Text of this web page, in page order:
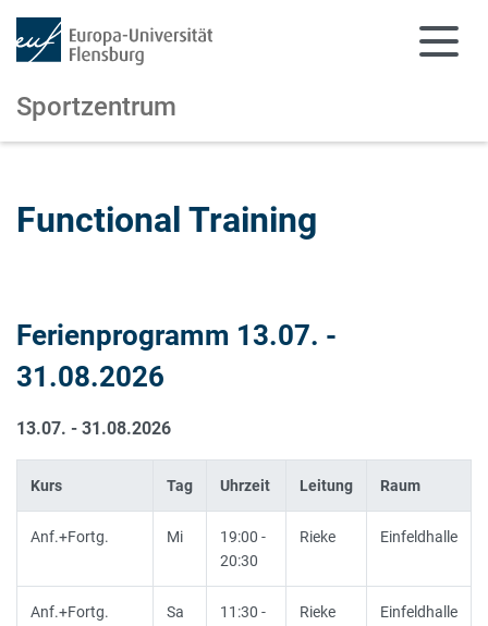
Sportzentrum
Functional Training
Ferienprogramm 13.07. -
31.08.2026
13.07. - 31.08.2026
Kurs Tag Uhrzeit Leitung Raum
Anf.+Fortg. Mi
19:00 -
20:30
Rieke Einfeldhalle
Anf.+Fortg.
Sa
11:30 -
Rieke Einfeldhalle